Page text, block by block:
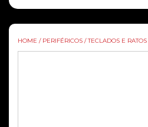
HOME / PERIFÉRICOS / TECLADOS E RATOS